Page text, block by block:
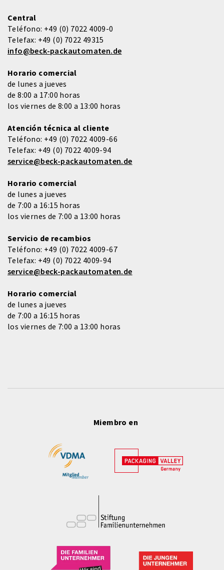
Central
Teléfono: +49 (0) 7022 4009-0
Telefax: +49 (0) 7022 49315
info@beck-packautomaten.de
Horario comercial
de lunes a jueves
de 8:00 a 17:00 horas
los viernes de 8:00 a 13:00 horas
Atención técnica al cliente
Teléfono: +49 (0) 7022 4009-66
Telefax: +49 (0) 7022 4009-94
service@beck-packautomaten.de
Horario comercial
de lunes a jueves
de 7:00 a 16:15 horas
los viernes de 7:00 a 13:00 horas
Servicio de recambios
Teléfono: +49 (0) 7022 4009-67
Telefax: +49 (0) 7022 4009-94
service@beck-packautomaten.de
Horario comercial
de lunes a jueves
de 7:00 a 16:15 horas
los viernes de 7:00 a 13:00 horas
Miembro en